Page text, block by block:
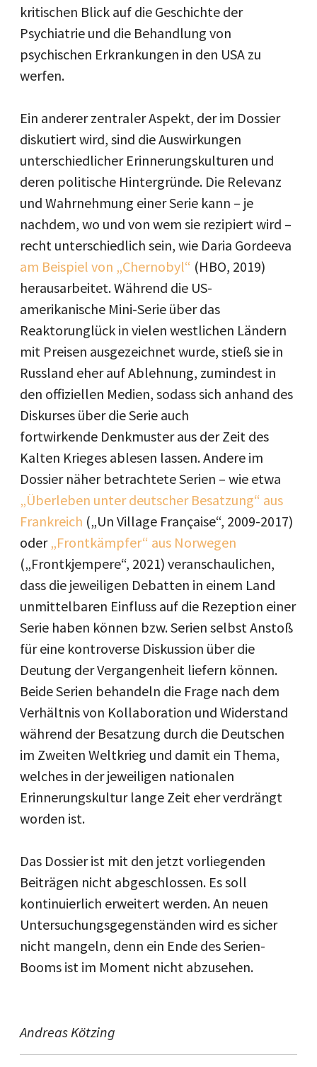
kritischen Blick auf die Geschichte der
Psychiatrie und die Behandlung von
psychischen Erkrankungen in den USA zu
werfen.
Ein anderer zentraler Aspekt, der im Dossier
diskutiert wird, sind die Auswirkungen
unterschiedlicher Erinnerungskulturen und
deren politische Hintergründe. Die Relevanz
und Wahrnehmung einer Serie kann – je
nachdem, wo und von wem sie rezipiert wird –
recht unterschiedlich sein, wie Daria Gordeeva
am Beispiel von „Chernobyl“ (HBO, 2019)
herausarbeitet. Während die US-
amerikanische Mini-Serie über das
Reaktorunglück in vielen westlichen Ländern
mit Preisen ausgezeichnet wurde, stieß sie in
Russland eher auf Ablehnung, zumindest in
den offiziellen Medien, sodass sich anhand des
Diskurses über die Serie auch
fortwirkende Denkmuster aus der Zeit des
Kalten Krieges ablesen lassen. Andere im
Dossier näher betrachtete Serien – wie etwa
„Überleben unter deutscher Besatzung“ aus
Frankreich („Un Village Française“, 2009-2017)
oder „Frontkämpfer“ aus Norwegen
(„Frontkjempere“, 2021) veranschaulichen,
dass die jeweiligen Debatten in einem Land
unmittelbaren Einfluss auf die Rezeption einer
Serie haben können bzw. Serien selbst Anstoß
für eine kontroverse Diskussion über die
Deutung der Vergangenheit liefern können.
Beide Serien behandeln die Frage nach dem
Verhältnis von Kollaboration und Widerstand
während der Besatzung durch die Deutschen
im Zweiten Weltkrieg und damit ein Thema,
welches in der jeweiligen nationalen
Erinnerungskultur lange Zeit eher verdrängt
worden ist.
Das Dossier ist mit den jetzt vorliegenden
Beiträgen nicht abgeschlossen. Es soll
kontinuierlich erweitert werden. An neuen
Untersuchungsgegenständen wird es sicher
nicht mangeln, denn ein Ende des Serien-
Booms ist im Moment nicht abzusehen.
Andreas Kötzing